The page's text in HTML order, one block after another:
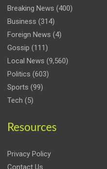
Breaking News (400)
Business (314)
Foreign News (4)
Gossip (111)
Local News (9,560)
Politics (603)
Sports (99)
Tech (5)
Resources
Privacy Policy
Contact Us